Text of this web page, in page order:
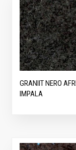
GRANIIT NERO
IMPALA